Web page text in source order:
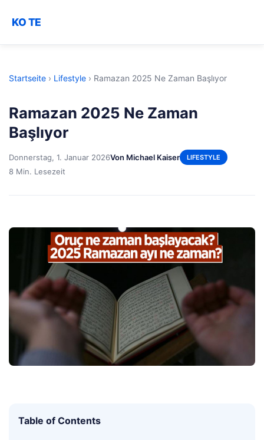
KO TE
Startseite › Lifestyle › Ramazan 2025 Ne Zaman Başlıyor
Ramazan 2025 Ne Zaman
Başlıyor
Donnerstag, 1. Januar 2026Von Michael Kaiser LIFESTYLE
8 Min. Lesezeit
Table of Contents